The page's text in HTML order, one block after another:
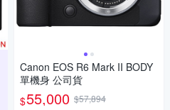
Canon EOS R6 Mark II BODY
單機身 公司貨
$55,000 $57,894